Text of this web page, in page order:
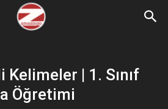
| 1. Sınıf
Öğretimi